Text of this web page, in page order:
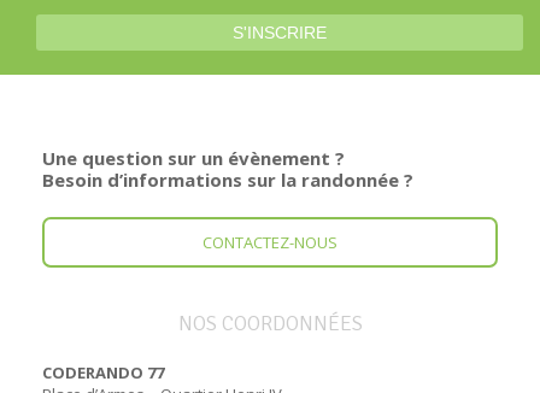
Une question sur un évènement ?
Besoin d’informations sur la randonnée ?
CONTACTEZ-NOUS
NOS COORDONNÉES
CODERANDO 77